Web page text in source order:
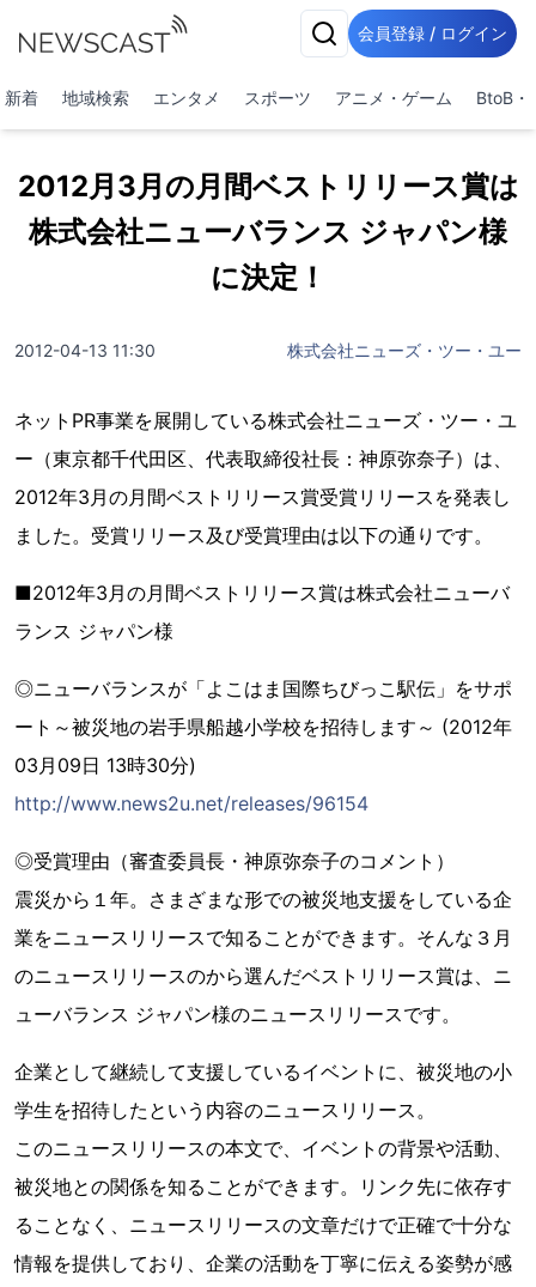
会員登録 / ログイン
新着 地域検索 エンタメ スポーツ アニメ・ゲーム BtoB・
2012月3月の月間ベストリリース賞は
株式会社ニューバランス ジャパン様
に決定！
2012-04-13 11:30 株式会社ニューズ・ツー・ユー
ネットPR事業を展開している株式会社ニューズ・ツー・ユ
ー（東京都千代田区、代表取締役社長：神原弥奈子）は、
2012年3月の月間ベストリリース賞受賞リリースを発表し
ました。受賞リリース及び受賞理由は以下の通りです。
■2012年3月の月間ベストリリース賞は株式会社ニューバ
ランス ジャパン様
◎ニューバランスが「よこはま国際ちびっこ駅伝」をサポ
ート～被災地の岩手県船越小学校を招待します～ (2012年
03月09日 13時30分)
http://www.news2u.net/releases/96154
◎受賞理由（審査委員長・神原弥奈子のコメント）
震災から１年。さまざまな形での被災地支援をしている企
業をニュースリリースで知ることができます。そんな３月
のニュースリリースのから選んだベストリリース賞は、ニ
ューバランス ジャパン様のニュースリリースです。
企業として継続して支援しているイベントに、被災地の小
学生を招待したという内容のニュースリリース。
このニュースリリースの本文で、イベントの背景や活動、
被災地との関係を知ることができます。リンク先に依存す
ることなく、ニュースリリースの文章だけで正確で十分な
情報を提供しており、企業の活動を丁寧に伝える姿勢が感